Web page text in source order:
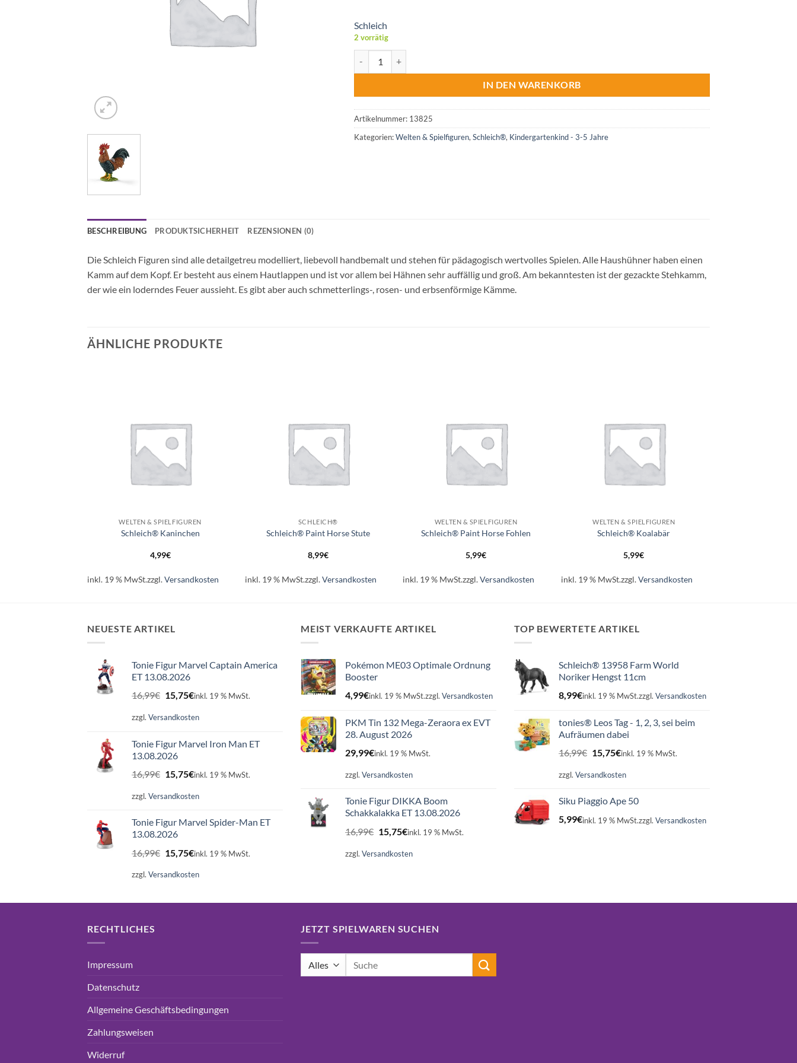
Schleich
2 vorrätig
IN DEN WARENKORB
Artikelnummer: 13825
Kategorien:Welten & Spielfiguren, Schleich®, Kindergartenkind - 3-5 Jahre
BESCHREIBUNG PRODUKTSICHERHEIT REZENSIONEN (0)
Die Schleich Figuren sind alle detailgetreu modelliert, liebevoll handbemalt und stehen für pädagogisch wertvolles Spielen. Alle Haushühner haben einen
Kamm auf dem Kopf. Er besteht aus einem Hautlappen und ist vor allem bei Hähnen sehr auffällig und groß. Am bekanntesten ist der gezackte Stehkamm,
der wie ein loderndes Feuer aussieht. Es gibt aber auch schmetterlings-, rosen- und erbsenförmige Kämme.
ÄHNLICHE PRODUKTE
WELTEN & SPIELFIGUREN
Schleich® Kaninchen
4,99€
inkl. 19 % MwSt.zzgl.Versandkosten
SCHLEICH®
Schleich® Paint Horse Stute
8,99€
inkl. 19 % MwSt.zzgl.Versandkosten
WELTEN & SPIELFIGUREN
Schleich® Paint Horse Fohlen
5,99€
inkl. 19 % MwSt.zzgl.Versandkosten
WELTEN & SPIELFIGUREN
Schleich® Koalabär
5,99€
inkl. 19 % MwSt.zzgl.Versandkosten
NEUESTE ARTIKEL
Tonie Figur Marvel Captain America
ET 13.08.2026
16,99€ Ursprünglicher
Preis
war:
15,75€Aktueller
ist:
inkl. 19 % MwSt.
zzgl. Versandkosten
Tonie Figur Marvel Iron Man ET
13.08.2026
16,99€ Ursprünglicher
Preis
war:
15,75€Aktueller
ist:
inkl. 19 % MwSt.
zzgl. Versandkosten
Tonie Figur Marvel Spider-Man ET
13.08.2026
16,99€ Ursprünglicher
Preis
war:
15,75€Aktueller
ist:
inkl. 19 % MwSt.
zzgl. Versandkosten
MEIST VERKAUFTE ARTIKEL
Pokémon ME03 Optimale Ordnung
Booster
4,99€inkl. 19 % MwSt.zzgl. Versandkosten
PKM Tin 132 Mega-Zeraora ex EVT
28. August 2026
29,99€inkl. 19 % MwSt.
zzgl. Versandkosten
Tonie Figur DIKKA Boom
Schakkalakka ET 13.08.2026
16,99€ Ursprünglicher
Preis
war:
15,75€Aktueller
ist:
inkl. 19 % MwSt.
zzgl. Versandkosten
TOP BEWERTETE ARTIKEL
Schleich® 13958 Farm World
Noriker Hengst 11cm
8,99€inkl. 19 % MwSt.zzgl. Versandkosten
tonies® Leos Tag - 1, 2, 3, sei beim
Aufräumen dabei
16,99€ Ursprünglicher
Preis
war:
15,75€Aktueller
ist:
inkl. 19 % MwSt.
zzgl. Versandkosten
Siku Piaggio Ape 50
5,99€inkl. 19 % MwSt.zzgl. Versandkosten
RECHTLICHES
Impressum
Datenschutz
Allgemeine Geschäftsbedingungen
Zahlungsweisen
Widerruf
JETZT SPIELWAREN SUCHEN